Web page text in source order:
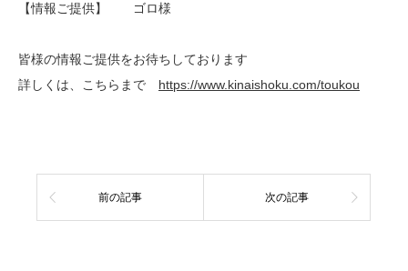
【情報ご提供】 ゴロ様
皆様の情報ご提供をお待ちしております
詳しくは、こちらまで https://www.kinaishoku.com/toukou
前の記事 次の記事